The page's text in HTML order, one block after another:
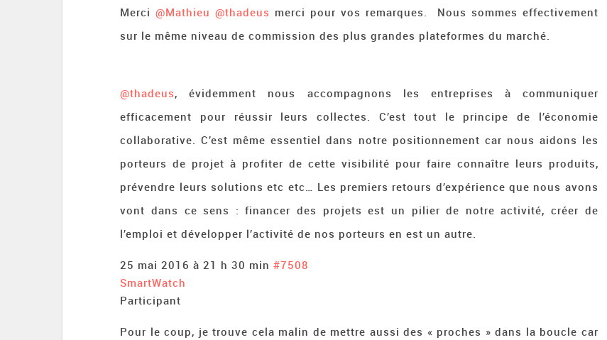
Merci@Mathieu @thadeus merci pour vos remarques. Nous sommes effectivement
sur le même niveau de commission des plus grandes plateformes du marché.
@thadeus, évidemment nous accompagnons les entreprises à communiquer
efficacement pour réussir leurs collectes. C’est tout le principe de l’économie
collaborative. C’est même essentiel dans notre positionnement car nous aidons les
porteurs de projet à profiter de cette visibilité pour faire connaître leurs produits,
prévendre leurs solutions etc etc… Les premiers retours d’expérience que nous avons
vont dans ce sens : financer des projets est un pilier de notre activité, créer de
l’emploi et développer l’activité de nos porteurs en est un autre.
25 mai 2016 à 21 h 30 min #7508
SmartWatch
Participant
Pour le coup, je trouve cela malin de mettre aussi des « proches » dans la boucle car